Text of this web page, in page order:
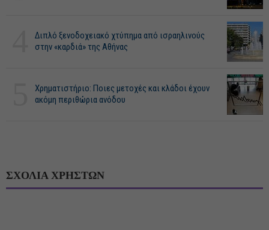
Διπλό ξενοδοχειακό χτύπημα από ισραηλινούς
στην «καρδιά» της Αθήνας
Χρηματιστήριο: Ποιες μετοχές και κλάδοι έχουν
ακόμη περιθώρια ανόδου
ΣΧΟΛΙΑ ΧΡΗΣΤΩΝ